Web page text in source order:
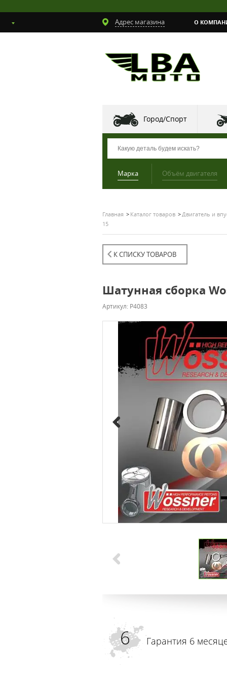
Адрес магазина О
Город/Спорт
Марка Объём двигателя
Главная Каталог товаров Двигатель и
15
К СПИСКУ ТОВАРОВ
Шатунная сборка
Артикул: P4083
Гарантия 6